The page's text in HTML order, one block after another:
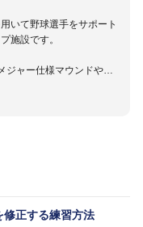
いて野球選手をサポート
施設です。
ジャー仕様マウンドやト
小学生からプロ野球選手
修正する練習方法